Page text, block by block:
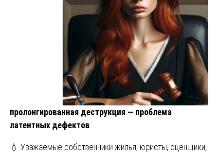
пролонгированная деструкция — проблема
латентных дефектов
💧 Уважаемые собственники жилья, юристы, оценщики,